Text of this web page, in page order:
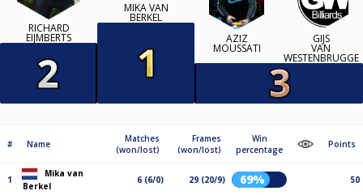
RICHARD
EIJMBERTS
MIKA VAN
BERKEL
AZIZ
MOUSSATI
GIJS
VAN
WESTENBRUGGE
# Name
Matches
(won/lost)
Frames
(won/lost)
Win
percentage
Points
1
Mika van
Berkel
6 (6/0) 29 (20/9) 69% 50